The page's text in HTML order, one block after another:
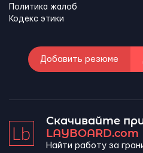
Политика жалоб
Кодекс этики
Добавить резюме
Скачивайте
LAYBOARD.com
Найти работу за